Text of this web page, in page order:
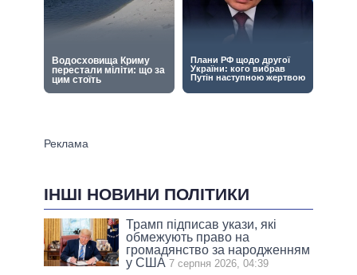
ІНШІ НОВИНИ ПОЛІТИКИ
Трамп підписав укази, які
обмежують право на
громадянство за народженням
у США 7 серпня 2026, 04:39